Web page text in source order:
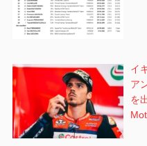
イ
ア
を